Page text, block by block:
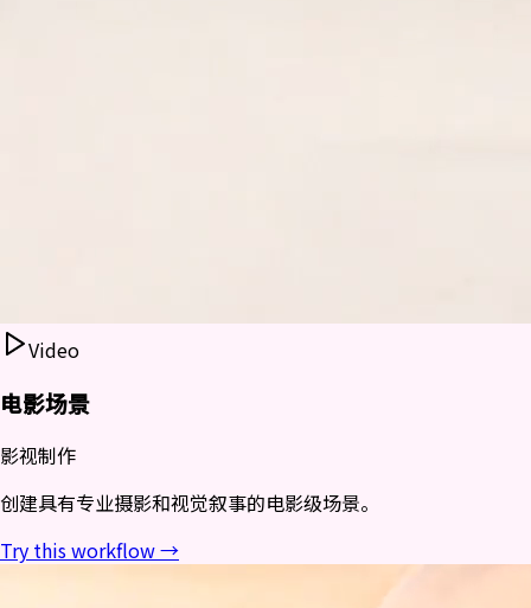
Video
电影场景
影视制作
创建具有专业摄影和视觉叙事的电影级场景。
Try this workflow →